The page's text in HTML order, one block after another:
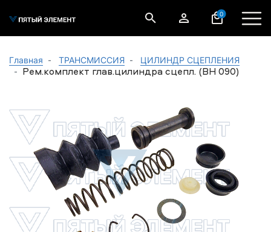
0
Главная ТРАНСМИССИЯ ЦИЛИНДР СЦЕПЛЕНИЯ
Рем.комплект глав.цилиндра сцепл. (BH 090)